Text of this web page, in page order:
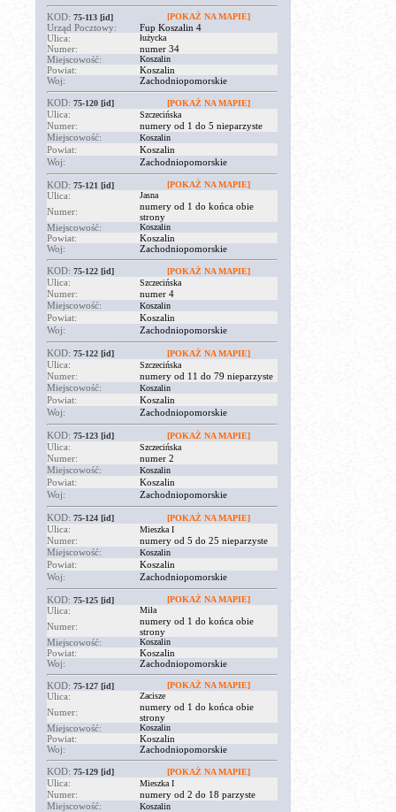
KOD: 75-113 [id] [POKAŻ NA MAPIE]
Urząd Pocztowy:
Fup Koszalin 4
Ulica:
łużycka
Numer:
numer 34
Miejscowość:
Koszalin
Powiat:
Koszalin
Woj:
Zachodniopomorskie
KOD: 75-120 [id] [POKAŻ NA MAPIE]
Ulica: Szczecińska
Numer:
numery od 1 do 5 nieparzyste
Miejscowość:
Koszalin
Powiat:
Koszalin
Woj:
Zachodniopomorskie
KOD: 75-121 [id] [POKAŻ NA MAPIE]
Ulica: Jasna
Numer:
numery od 1 do końca obie
strony
Miejscowość:
Koszalin
Powiat:
Koszalin
Woj:
Zachodniopomorskie
KOD: 75-122 [id] [POKAŻ NA MAPIE]
Ulica: Szczecińska
Numer:
numer 4
Miejscowość:
Koszalin
Powiat:
Koszalin
Woj:
Zachodniopomorskie
KOD: 75-122 [id] [POKAŻ NA MAPIE]
Ulica: Szczecińska
Numer:
numery od 11 do 79 nieparzyste
Miejscowość:
Koszalin
Powiat:
Koszalin
Woj:
Zachodniopomorskie
KOD: 75-123 [id] [POKAŻ NA MAPIE]
Ulica: Szczecińska
Numer:
numer 2
Miejscowość:
Koszalin
Powiat:
Koszalin
Woj:
Zachodniopomorskie
KOD: 75-124 [id] [POKAŻ NA MAPIE]
Ulica: Mieszka I
Numer:
numery od 5 do 25 nieparzyste
Miejscowość:
Koszalin
Powiat:
Koszalin
Woj:
Zachodniopomorskie
KOD: 75-125 [id] [POKAŻ NA MAPIE]
Ulica: Miła
Numer:
numery od 1 do końca obie
strony
Miejscowość:
Koszalin
Powiat:
Koszalin
Woj:
Zachodniopomorskie
KOD: 75-127 [id] [POKAŻ NA MAPIE]
Ulica: Zacisze
Numer:
numery od 1 do końca obie
strony
Miejscowość:
Koszalin
Powiat:
Koszalin
Woj:
Zachodniopomorskie
KOD: 75-129 [id] [POKAŻ NA MAPIE]
Ulica: Mieszka I
Numer:
numery od 2 do 18 parzyste
Miejscowość:
Koszalin